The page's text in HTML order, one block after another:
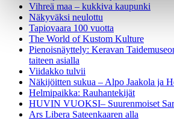
Vihreä maa – kukkiva kaupunki
Näkyväksi neulottu
Tapiovaara 100 vuotta
The World of Kustom Kulture
Pienoisnäyttely: Keravan
taiteen asialla
Viidakko tulvii
Näkijöitten sukua – Alpo Jaakola ja
Helmipaikka: Rauhantekijät
HUVIN VUOKSI– Suurenmoiset
Ars Libera Sateenkaaren alla